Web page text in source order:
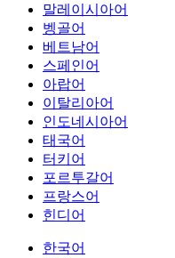
말레이시아어
벵골어
베트남어
스페인어
아랍어
이탈리아어
인도네시아어
태국어
터키어
포르투갈어
프랑스어
힌디어
한국어